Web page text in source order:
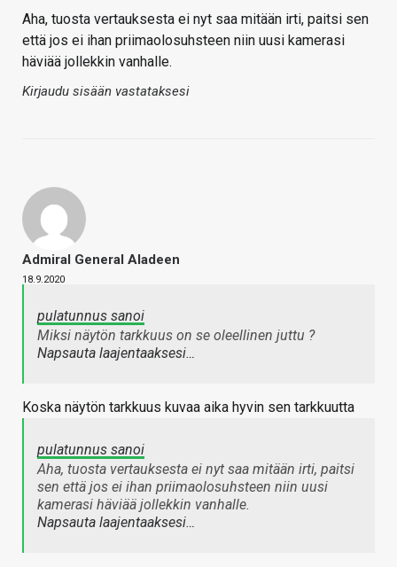
Aha, tuosta vertauksesta ei nyt saa mitään irti, paitsi sen
että jos ei ihan priimaolosuhsteen niin uusi kamerasi
häviää jollekkin vanhalle.
Kirjaudu sisään vastataksesi
Admiral General Aladeen
18.9.2020
pulatunnus sanoi
Miksi näytön tarkkuus on se oleellinen juttu ?
Napsauta laajentaaksesi…
Koska näytön tarkkuus kuvaa aika hyvin sen tarkkuutta
pulatunnus sanoi
Aha, tuosta vertauksesta ei nyt saa mitään irti, paitsi
sen että jos ei ihan priimaolosuhsteen niin uusi
kamerasi häviää jollekkin vanhalle.
Napsauta laajentaaksesi…